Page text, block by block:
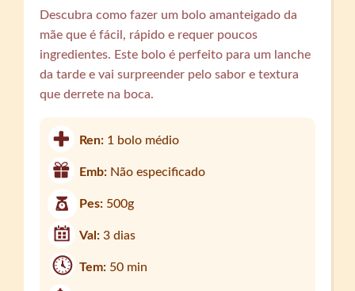
Descubra como fazer um bolo amanteigado da
mãe que é fácil, rápido e requer poucos
ingredientes. Este bolo é perfeito para um lanche
da tarde e vai surpreender pelo sabor e textura
que derrete na boca.
Ren: 1 bolo médio
Emb: Não especificado
Pes: 500g
Val:3 dias
Tem: 50 min